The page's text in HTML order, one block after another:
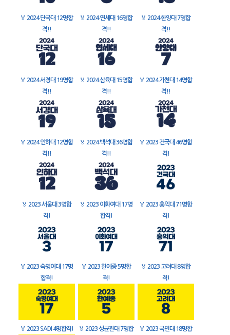
🏅 2024 단국대 12명합
격!!
🏅 2024 연세대 16명합
격!!
🏅 2024 한양대 7명합
격!!
🏅 2024 서경대 19명합
격!!
🏅 2024 삼육대 15명합
격!!
🏅 2024 가천대 14명합
격!!
🏅 2024 인하대 12명합
격!!
🏅 2024 백석대 36명합
격!!
🏅 2023 건국대 46명합
격!
🏅 2023 서울대 3명합
격!
🏅 2023 이화여대 17명
합격!
🏅 2023 홍익대 71명합
격!
🏅 2023 숙명여대 17명
합격!
🏅 2023 한예종 5명합
격!
🏅 2023 고려대 8명합
격!
🏅 2023 SADI 4명합격! 🏅 2023 성균관대 7명합
🏅 2023 국민대 18명합